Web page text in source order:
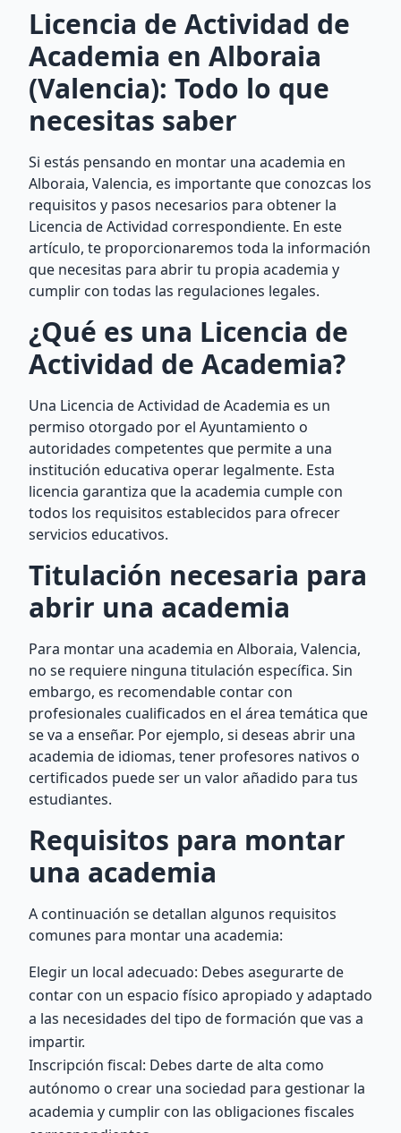
Licencia de Actividad de
Academia en Alboraia
(Valencia): Todo lo que
necesitas saber
Si estás pensando en montar una academia en
Alboraia, Valencia, es importante que conozcas los
requisitos y pasos necesarios para obtener la
Licencia de Actividad correspondiente. En este
artículo, te proporcionaremos toda la información
que necesitas para abrir tu propia academia y
cumplir con todas las regulaciones legales.
¿Qué es una Licencia de
Actividad de Academia?
Una Licencia de Actividad de Academia es un
permiso otorgado por el Ayuntamiento o
autoridades competentes que permite a una
institución educativa operar legalmente. Esta
licencia garantiza que la academia cumple con
todos los requisitos establecidos para ofrecer
servicios educativos.
Titulación necesaria para
abrir una academia
Para montar una academia en Alboraia, Valencia,
no se requiere ninguna titulación específica. Sin
embargo, es recomendable contar con
profesionales cualificados en el área temática que
se va a enseñar. Por ejemplo, si deseas abrir una
academia de idiomas, tener profesores nativos o
certificados puede ser un valor añadido para tus
estudiantes.
Requisitos para montar
una academia
A continuación se detallan algunos requisitos
comunes para montar una academia:
Elegir un local adecuado: Debes asegurarte de
contar con un espacio físico apropiado y adaptado
a las necesidades del tipo de formación que vas a
impartir.
Inscripción fiscal: Debes darte de alta como
autónomo o crear una sociedad para gestionar la
academia y cumplir con las obligaciones fiscales